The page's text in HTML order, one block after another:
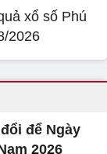
xổ số Phú
2026
để Ngày
2026